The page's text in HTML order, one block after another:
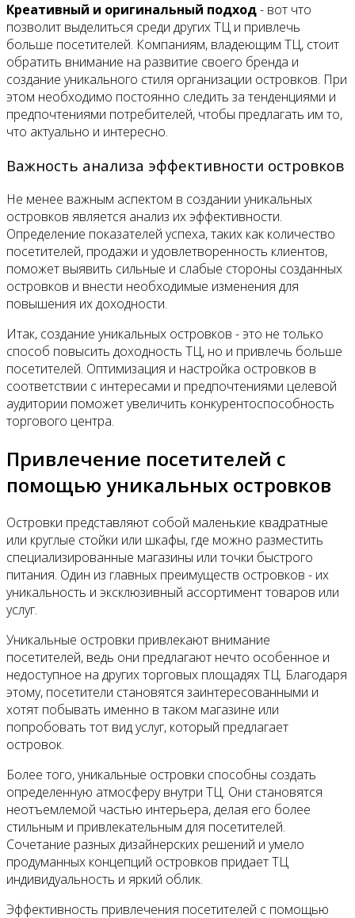
Креативный и оригинальный подход- вот что
позволит выделиться среди других ТЦ и привлечь
больше посетителей. Компаниям, владеющим ТЦ, стоит
обратить внимание на развитие своего бренда и
создание уникального стиля организации островков. При
этом необходимо постоянно следить за тенденциями и
предпочтениями потребителей, чтобы предлагать им то,
что актуально и интересно.
Важность анализа эффективности островков
Не менее важным аспектом в создании уникальных
островков является анализ их эффективности.
Определение показателей успеха, таких как количество
посетителей, продажи и удовлетворенность клиентов,
поможет выявить сильные и слабые стороны созданных
островков и внести необходимые изменения для
повышения их доходности.
Итак, создание уникальных островков - это не только
способ повысить доходность ТЦ, но и привлечь больше
посетителей. Оптимизация и настройка островков в
соответствии с интересами и предпочтениями целевой
аудитории поможет увеличить конкурентоспособность
торгового центра.
Привлечение посетителей с
помощью уникальных островков
Островки представляют собой маленькие квадратные
или круглые стойки или шкафы, где можно разместить
специализированные магазины или точки быстрого
питания. Один из главных преимуществ островков - их
уникальность и эксклюзивный ассортимент товаров или
услуг.
Уникальные островки привлекают внимание
посетителей, ведь они предлагают нечто особенное и
недоступное на других торговых площадях ТЦ. Благодаря
этому, посетители становятся заинтересованными и
хотят побывать именно в таком магазине или
попробовать тот вид услуг, который предлагает
островок.
Более того, уникальные островки способны создать
определенную атмосферу внутри ТЦ. Они становятся
неотъемлемой частью интерьера, делая его более
стильным и привлекательным для посетителей.
Сочетание разных дизайнерских решений и умело
продуманных концепций островков придает ТЦ
индивидуальность и яркий облик.
Эффективность привлечения посетителей с помощью